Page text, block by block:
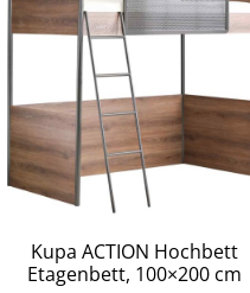
Kupa ACTION Hochbett
Etagenbett, 100×200 cm